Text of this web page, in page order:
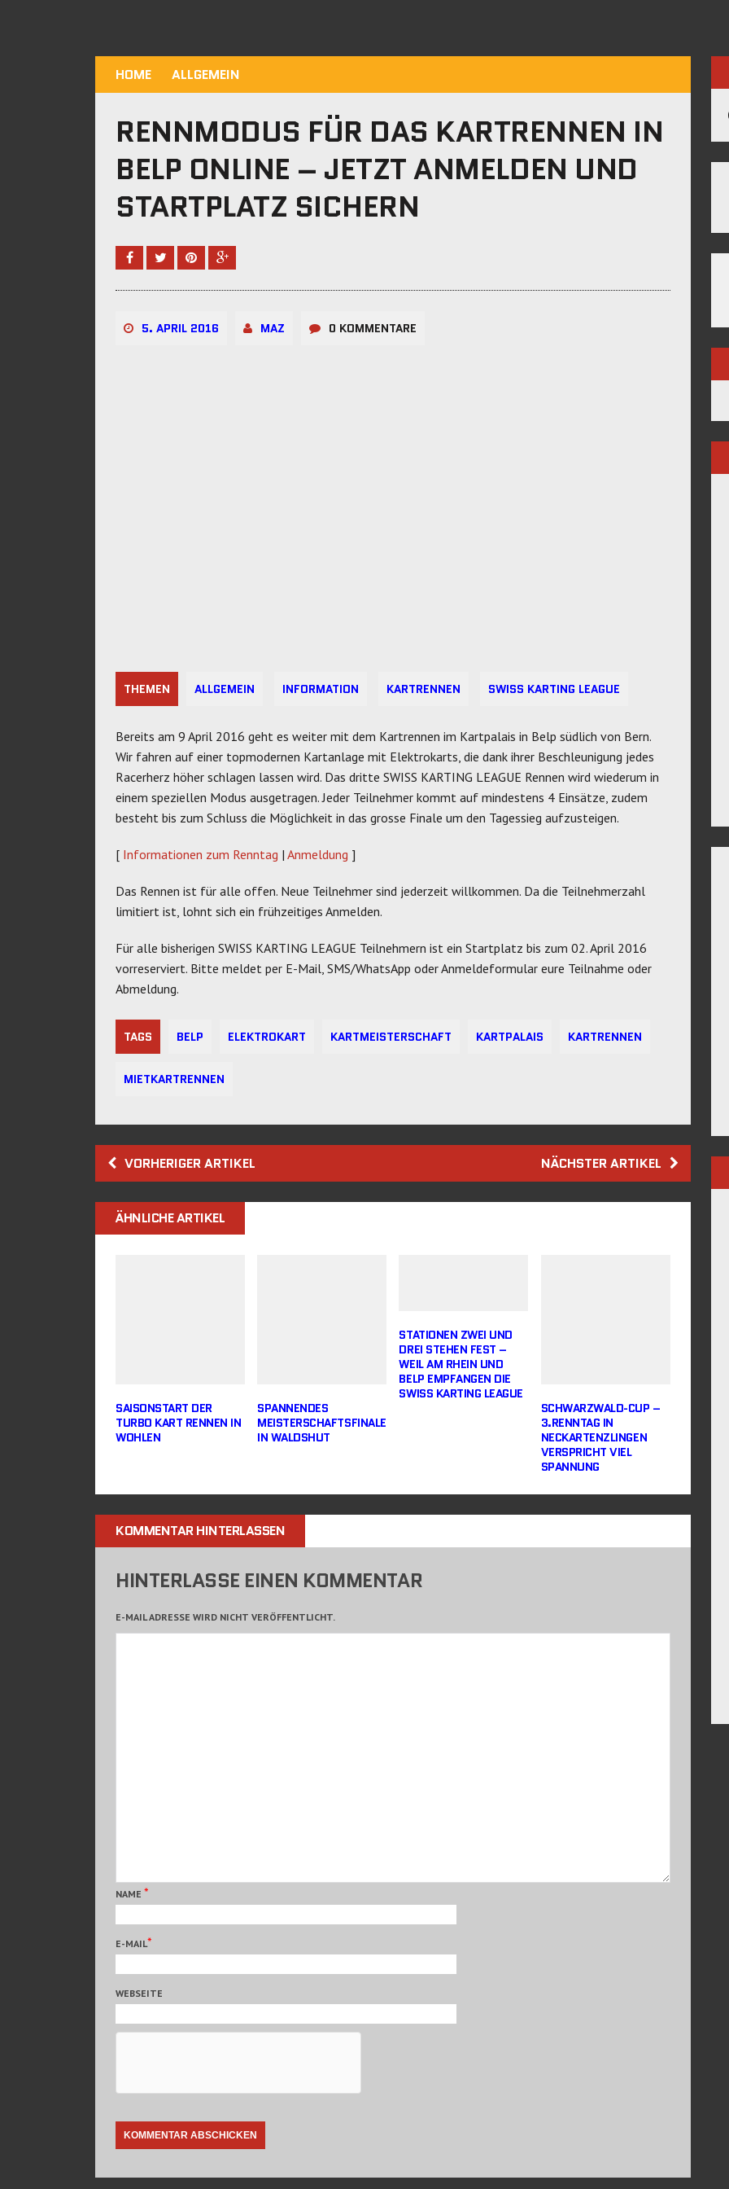
HOME ALLGEMEIN
RENNMODUS FÜR DAS KARTRENNEN IN
BELP ONLINE – JETZT ANMELDEN UND
STARTPLATZ SICHERN
5. APRIL 2016 MAZ 0 KOMMENTARE
THEMEN ALLGEMEIN INFORMATION KARTRENNEN SWISS KARTING LEAGUE
Bereits am 9 April 2016 geht es weiter mit dem Kartrennen im Kartpalais in Belp südlich von Bern.
Wir fahren auf einer topmodernen Kartanlage mit Elektrokarts, die dank ihrer Beschleunigung jedes
Racerherz höher schlagen lassen wird. Das dritte SWISS KARTING LEAGUE Rennen wird wiederum in
einem speziellen Modus ausgetragen. Jeder Teilnehmer kommt auf mindestens 4 Einsätze, zudem
besteht bis zum Schluss die Möglichkeit in das grosse Finale um den Tagessieg aufzusteigen.
[ Informationen zum Renntag | Anmeldung ]
Das Rennen ist für alle offen. Neue Teilnehmer sind jederzeit willkommen. Da die Teilnehmerzahl
limitiert ist, lohnt sich ein frühzeitiges Anmelden.
Für alle bisherigen SWISS KARTING LEAGUE Teilnehmern ist ein Startplatz bis zum 02. April 2016
vorreserviert. Bitte meldet per E-Mail, SMS/WhatsApp oder Anmeldeformular eure Teilnahme oder
Abmeldung.
TAGS BELP ELEKTROKART KARTMEISTERSCHAFT KARTPALAIS KARTRENNEN
MIETKARTRENNEN
VORHERIGER ARTIKEL NÄCHSTER ARTIKEL
ÄHNLICHE ARTIKEL
SAISONSTART DER
TURBO KART RENNEN IN
WOHLEN
SPANNENDES
MEISTERSCHAFTSFINALE
IN WALDSHUT
STATIONEN ZWEI UND
DREI STEHEN FEST –
WEIL AM RHEIN UND
BELP EMPFANGEN DIE
SWISS KARTING LEAGUE
SCHWARZWALD-CUP –
3.RENNTAG IN
NECKARTENZLINGEN
VERSPRICHT VIEL
SPANNUNG
KOMMENTAR HINTERLASSEN
HINTERLASSE EINEN KOMMENTAR
E-MAIL ADRESSE WIRD NICHT VERÖFFENTLICHT.
NAME *
E-MAIL*
WEBSEITE